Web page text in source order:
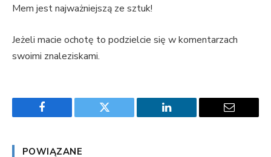
Mem jest najważniejszą ze sztuk!
Jeżeli macie ochotę to podzielcie się w komentarzach
swoimi znaleziskami.
Facebook Twitter LinkedIn Email
POWIĄZANE